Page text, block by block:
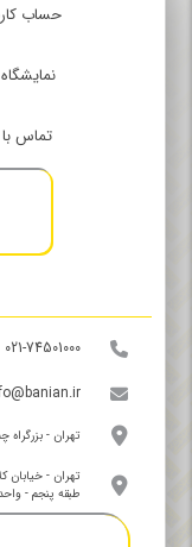
حساب
تماس با
021-74501000
تهران - بزرگراه
تهران - خیابان
طبقه پنجم - واحد